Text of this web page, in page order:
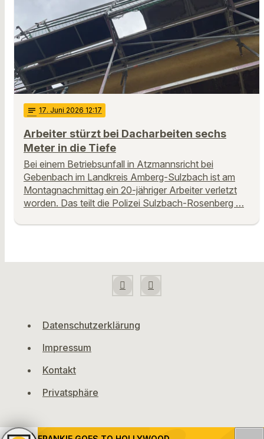
notes 17. Juni 2026 12:17
Arbeiter stürzt bei Dacharbeiten sechs
Meter in die Tiefe
Bei einem Betriebsunfall in Atzmannsricht bei
Gebenbach im Landkreis Amberg-Sulzbach ist am
Montagnachmittag ein 20-jähriger Arbeiter verletzt
worden. Das teilt die Polizei Sulzbach-Rosenberg …
Datenschutzerklärung
Impressum
Kontakt
Privatsphäre